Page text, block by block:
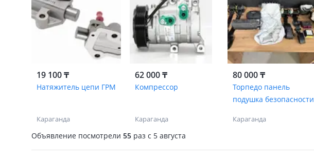
19 100 ₸
Натяжитель цепи ГРМ
Караганда
62 000 ₸
Компрессор
Караганда
80 000 ₸
Торпедо панель
подушка безопасности
Караганда
Объявление посмотрели 55 раз c 5 августа